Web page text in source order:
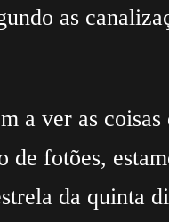
as
a ver as
fotões,
da quinta